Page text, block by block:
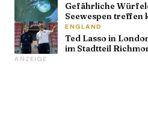
Gefährliche
Seewespen treffen
ENGLAND
Ted Lasso in
im Stadtteil
ANZEIGE